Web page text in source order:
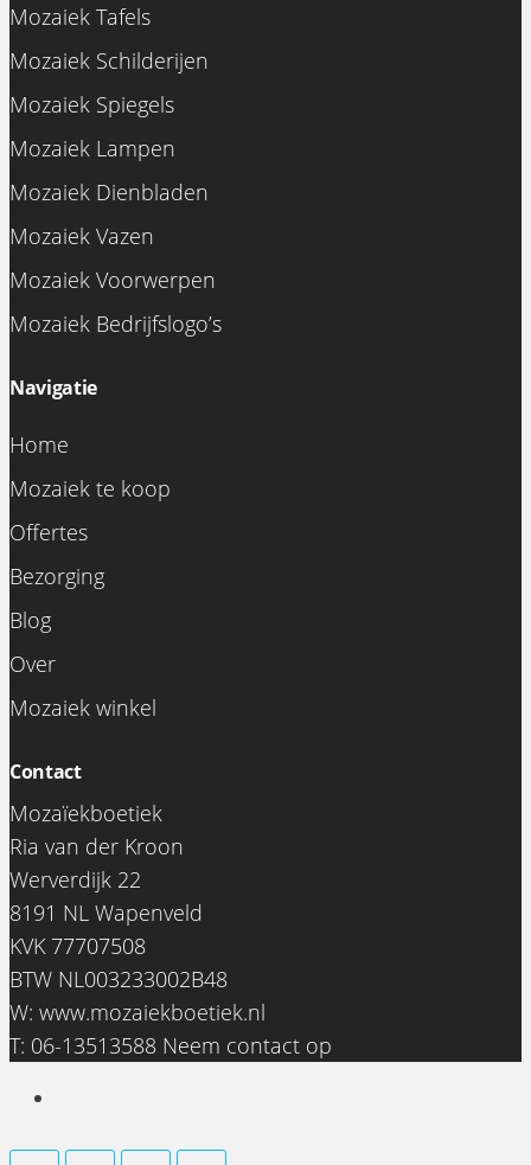
Mozaiek Tafels
Mozaiek Schilderijen
Mozaiek Spiegels
Mozaiek Lampen
Mozaiek Dienbladen
Mozaiek Vazen
Mozaiek Voorwerpen
Mozaiek Bedrijfslogo’s
Navigatie
Home
Mozaiek te koop
Offertes
Bezorging
Blog
Over
Mozaiek winkel
Contact
Mozaïekboetiek
Ria van der Kroon
Werverdijk 22
8191 NL Wapenveld
KVK 77707508
BTW NL003233002B48
W: www.mozaiekboetiek.nl
T: 06-13513588 Neem contact op
0
€0,00